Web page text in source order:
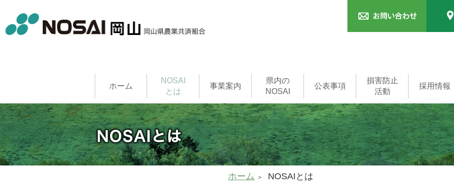
ホーム
NOSAI
とは
事業案内
農作物共済
家畜共済
果樹共済
畑作物共済
園芸施設共済
建物共済
農機具共済
収入保険制度
NOSAI用語集
県内の
NOSAI
本支所
家畜診療所
公表事項
損害防止
活動
採用情報
一般事務職員
家畜診療所職員
(獣医師)
ホーム NOSAIとは